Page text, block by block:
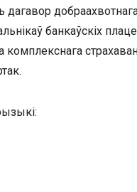
дагавор
банкаўскіх
комплекснага